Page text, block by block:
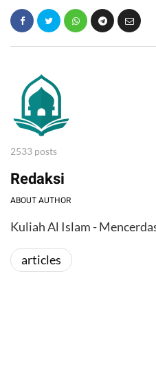
2533 posts
Redaksi
ABOUT AUTHOR
Kuliah Al Islam -
articles